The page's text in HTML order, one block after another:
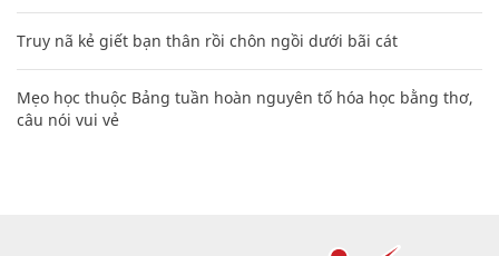
Truy nã kẻ giết bạn thân rồi chôn ngồi dưới bãi cát
Mẹo học thuộc Bảng tuần hoàn nguyên tố hóa học bằng thơ,
câu nói vui vẻ